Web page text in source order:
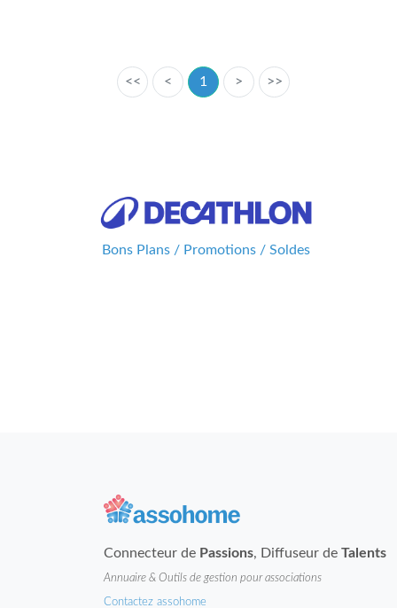
<< < 1 > >>
Bons Plans / Promotions / Soldes
Connecteur de Passions, Diffuseur de Talents
Annuaire & Outils de gestion pour associations
Contactez assohome